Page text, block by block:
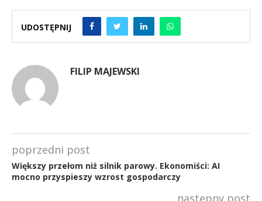
UDOSTĘPNIJ
FILIP MAJEWSKI
poprzedni post
Większy przełom niż silnik parowy. Ekonomiści: AI
mocno przyspieszy wzrost gospodarczy
następny post